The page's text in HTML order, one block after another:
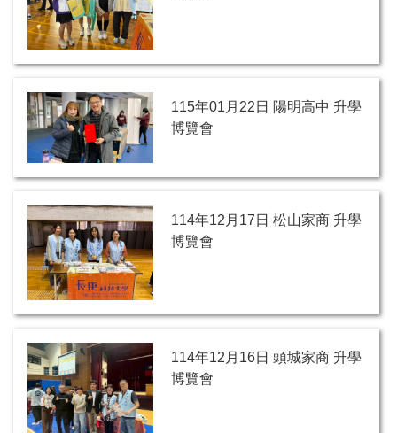
115年01月22日 陽明高中 升學
博覽會
114年12月17日 松山家商 升學
博覽會
114年12月16日 頭城家商 升學
博覽會